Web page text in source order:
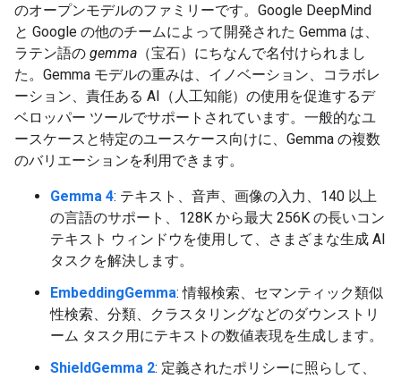
のオープンモデルのファミリーです。Google DeepMind
と Google の他のチームによって開発された Gemma は、
ラテン語の gemma （宝石）にちなんで名付けられまし
た。Gemma モデルの重みは、イノベーション、コラボレ
ーション、責任ある AI（人工知能）の使用を促進するデ
ベロッパー ツールでサポートされています。一般的なユ
ースケースと特定のユースケース向けに、Gemma の複数
のバリエーションを利用できます。
Gemma 4: テキスト、音声、画像の入力、140 以上
の言語のサポート、128K から最大 256K の長いコン
テキスト ウィンドウを使用して、さまざまな生成 AI
タスクを解決します。
EmbeddingGemma: 情報検索、セマンティック類似
性検索、分類、クラスタリングなどのダウンストリ
ーム タスク用にテキストの数値表現を生成します。
ShieldGemma 2: 定義されたポリシーに照らして、